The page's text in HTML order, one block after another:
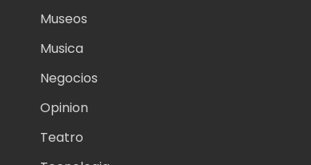
Museos
Musica
Negocios
Opinion
Teatro